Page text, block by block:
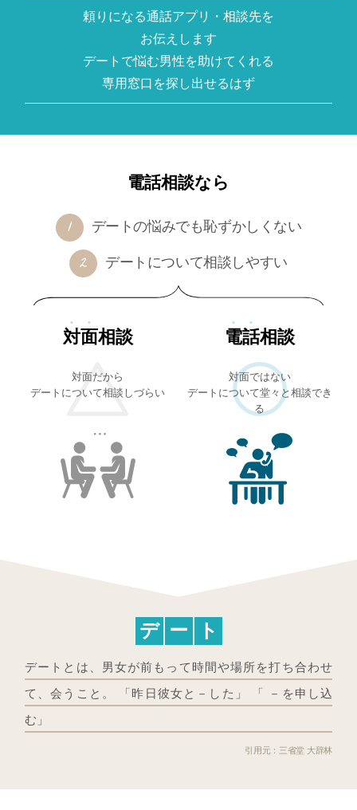
頼りになる通話アプリ・相談先を
お伝えします
デートで悩む男性を助けてくれる
専用窓口を探し出せるはず
電話相談なら
デートの悩みでも恥ずかしくない
デートについて相談しやすい
対面相談
対面だから
デートについて相談しづらい
電話相談
対面ではない
デートについて堂々と相談でき
る
デ ー ト
デートとは、男女が前もって時間や場所を打ち合わせ
て、会うこと。 「昨日彼女と－した」 「 －を申し込
む」
三省堂 大辞林